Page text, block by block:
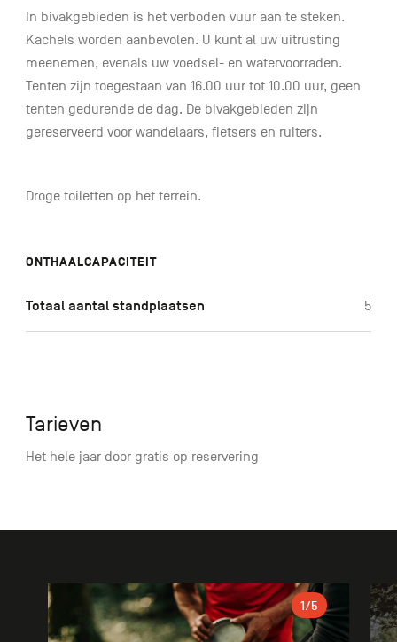
In bivakgebieden is het verboden vuur aan te steken.
Kachels worden aanbevolen. U kunt al uw uitrusting
meenemen, evenals uw voedsel- en watervoorraden.
Tenten zijn toegestaan ​​van 16.00 uur tot 10.00 uur, geen
tenten gedurende de dag. De bivakgebieden zijn
gereserveerd voor wandelaars, fietsers en ruiters.
Droge toiletten op het terrein.
ONTHAALCAPACITEIT
Totaal aantal standplaatsen 5
Tarieven
Het hele jaar door gratis op reservering
Galerie
1/5